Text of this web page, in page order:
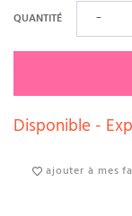
QUANTITÉ −
Disponible -
ajouter à mes